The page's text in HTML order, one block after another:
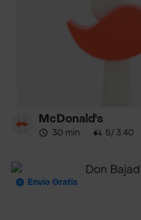
McDonald's
30 min · S/ 3.40
Envío Gratis